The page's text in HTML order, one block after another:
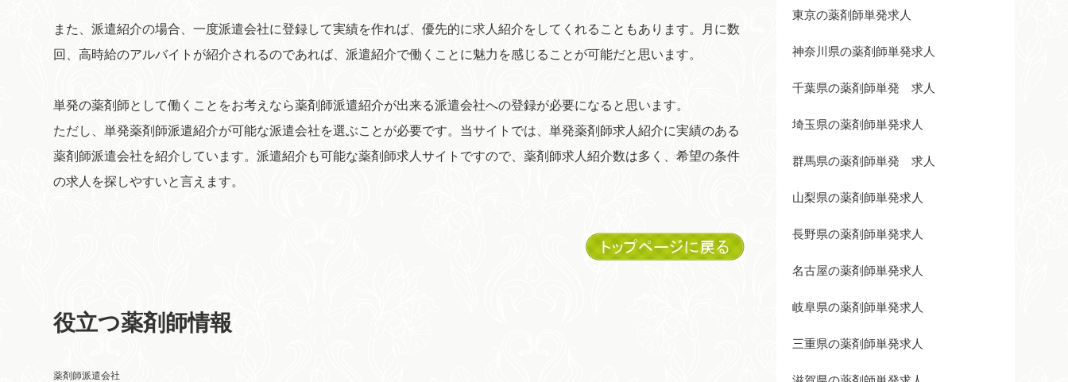
また、派遣紹介の場合、一度派遣会社に登録して実績を作れば、優先的に求人紹介をしてくれることもあります。月に数
回、高時給のアルバイトが紹介されるのであれば、派遣紹介で働くことに魅力を感じることが可能だと思います。
単発の薬剤師として働くことをお考えなら薬剤師派遣紹介が出来る派遣会社への登録が必要になると思います。
ただし、単発薬剤師派遣紹介が可能な派遣会社を選ぶことが必要です。当サイトでは、単発薬剤師求人紹介に実績のある
薬剤師派遣会社を紹介しています。派遣紹介も可能な薬剤師求人サイトですので、薬剤師求人紹介数は多く、希望の条件
の求人を探しやすいと言えます。
役立つ薬剤師情報
薬剤師派遣会社
東京の薬剤師単発求人
神奈川県の薬剤師単発求人
千葉県の薬剤師単発 求人
埼玉県の薬剤師単発求人
群馬県の薬剤師単発 求人
山梨県の薬剤師単発求人
長野県の薬剤師単発求人
名古屋の薬剤師単発求人
岐阜県の薬剤師単発求人
三重県の薬剤師単発求人